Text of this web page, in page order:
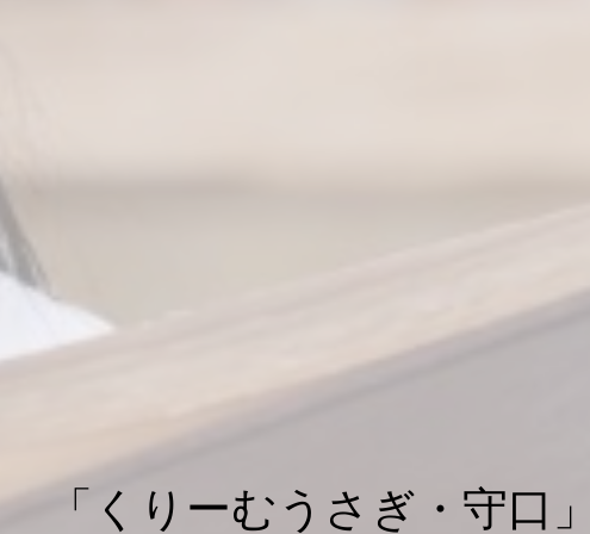
「くりーむうさぎ・守口